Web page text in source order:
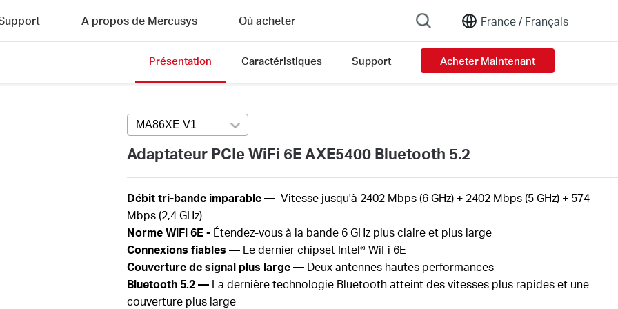
France / Français
A propos de Mercusys Où acheter
Présentation Caractéristiques Support Acheter Maintenant
MA86XE V1 Press enter to open version list
Adaptateur PCIe WiFi 6E AXE5400 Bluetooth 5.2
Débittri-bande imparable — Vitesse jusqu'à 2402 Mbps (6 GHz) + 2402 Mbps (5 GHz) + 574
Mbps (2,4 GHz)
Norme WiFi6E -Étendez-vous à la bande 6 GHz plus claire et plus large
Connexions fiables —Le dernier chipset Intel® WiFi 6E
Couverture de signal plus large —Deuxantennes hautes performances
Bluetooth 5.2 —La dernière technologie Bluetooth atteint des vitesses plus rapides et une
couverture plus large